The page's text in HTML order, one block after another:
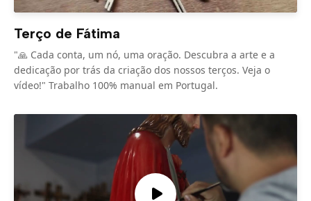
Terço de Fátima
"🙏 Cada conta, um nó, uma oração. Descubra a arte e a
dedicação por trás da criação dos nossos terços. Veja o
vídeo!" Trabalho 100% manual em Portugal.